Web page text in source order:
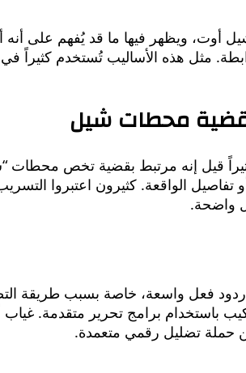
أوت، ويظهر فيها ما قد يُفهم على
مثل هذه الأساليب تُستخدم كثيراً في
محطات شيل
قيل إنه مرتبط بقضية تخص
الواقعة. كثيرون اعتبروا
واضحة.
ردود فعل واسعة، خاصة بسبب طريقة
باستخدام برامج تحرير
حملة تضليل رقمي متعمدة.